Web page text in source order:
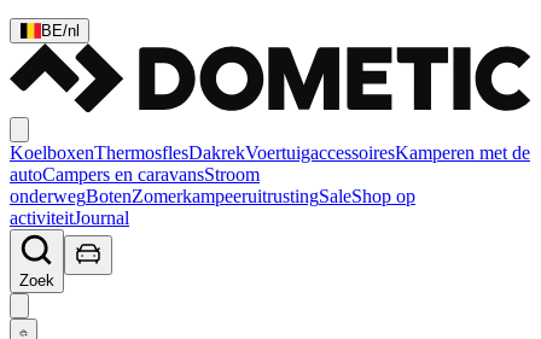
BE/nl
KoelboxenThermosflesDakrekVoertuigaccessoiresKamperen met de
autoCampers en caravansStroom
onderwegBotenZomerkampeeruitrustingSaleShop op
activiteitJournal
Zoek